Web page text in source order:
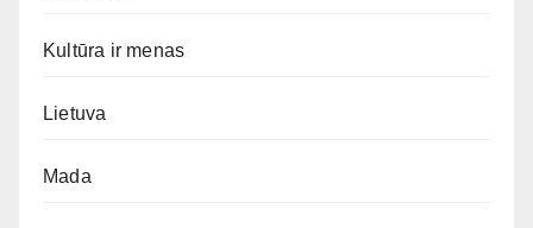
Kultūra ir menas
Lietuva
Mada